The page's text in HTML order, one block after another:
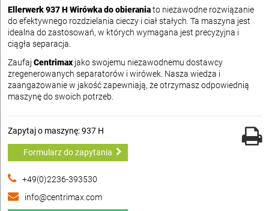
Ellerwerk 937 H Wirówka do obieraniato niezawodne rozwiązanie
do efektywnego rozdzielania cieczy i ciał stałych. Ta maszyna jest
idealna do zastosowań, w których wymagana jest precyzyjna i
ciągła separacja.
Zaufaj Centrimax jako swojemu niezawodnemu dostawcy
zregenerowanych separatorów i wirówek. Nasza wiedza i
zaangażowanie w jakość zapewniają, że otrzymasz odpowiednią
maszynę do swoich potrzeb.
Zapytaj o maszynę: 937 H
Formularz do zapytania
+49(0)2236-393530
info@centrimax.com